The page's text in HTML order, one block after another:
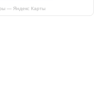
— Яндекс Карты